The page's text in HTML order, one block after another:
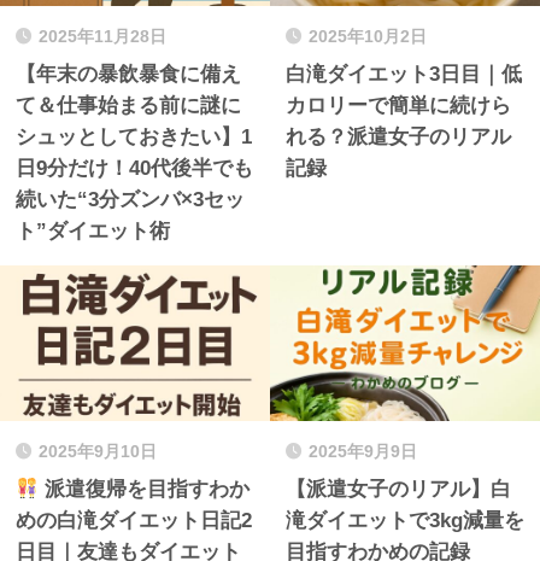
2025年11月28日
【年末の暴飲暴食に備え
て＆仕事始まる前に謎に
シュッとしておきたい】1
日9分だけ！40代後半でも
続いた“3分ズンバ×3セッ
ト”ダイエット術
2025年10月2日
白滝ダイエット3日目｜低
カロリーで簡単に続けら
れる？派遣女子のリアル
記録
2025年9月10日
派遣復帰を目指すわか
めの白滝ダイエット日記2
日目｜友達もダイエット
2025年9月9日
【派遣女子のリアル】白
滝ダイエットで3kg減量を
目指すわかめの記録